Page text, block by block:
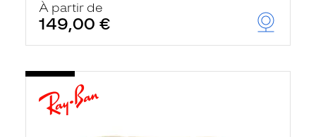
À partir de
149,00 €